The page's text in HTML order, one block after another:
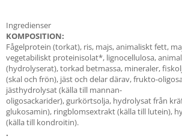
Ingredienser
KOMPOSITION:
Fågelprotein (torkat), ris, majs, animaliskt fett,
vegetabiliskt proteinisolat*, lignocellulosa,
(hydrolyserat), torkad betmassa, mineraler,
(skal och frön), jäst och delar därav, frukto-
jästhydrolysat (källa till mannan-
oligosackarider), gurkörtsolja, hydrolysat från
glukosamin), ringblomsextrakt (källa till lutein),
(källa till kondroitin).
.